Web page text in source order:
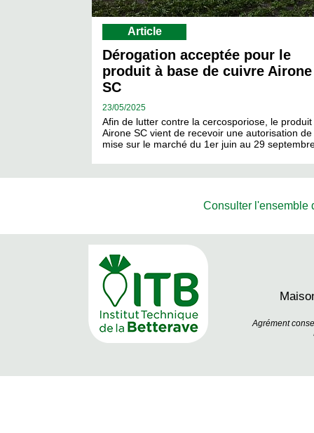
Article
Dérogation acceptée pour le
produit à base de cuivre Airone
SC
23/05/2025
Afin de lutter contre la cercosporiose, le produit
Airone SC vient de recevoir une autorisation de
mise sur le marché du 1er juin au 29
Consulter l'ensemble
Agrément